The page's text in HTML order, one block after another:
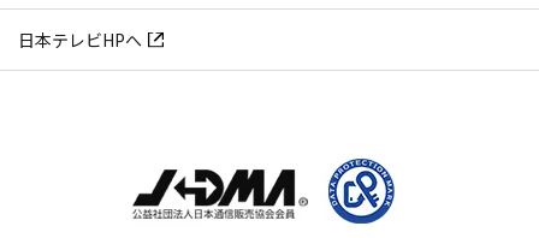
日本テレビHPへ